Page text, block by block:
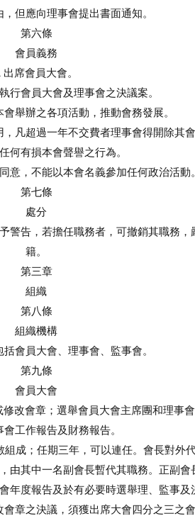
但應向理事會提出書面通知。
第六條
會員義務
出席會員大會。
行會員大會及理事會之決議案。
舉辦之各項活動，推動會務發展。
凡超過一年不交費者理事會得開除其會
何有損本會聲譽之行為。
意，不能以本會名義參加任何政治活動。
第七條
處分
警告，若擔任職務者，可撤銷其職務
籍。
第三章
組織
第八條
組織機構
會員大會、理事會、監事會。
第九條
會員大會
改會章；選舉會員大會主席團和理事
工作報告及財務報告。
成；任期三年，可以連任。會長對外
其中一名副會長暫代其職務。正副會
度報告及於有必要時選舉理、監事及
章之決議，須獲出席大會四分之三之